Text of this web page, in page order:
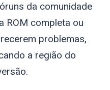
da comunidade
ROM completa ou
problemas,
a região do